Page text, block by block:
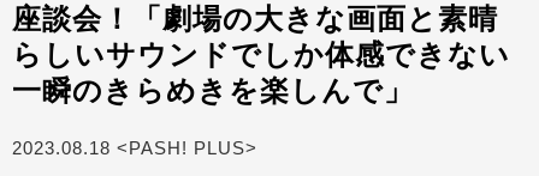
座談会！「劇場の大きな画面と素晴
らしいサウンドでしか体感できない
一瞬のきらめきを楽しんで」
2023.08.18 <PASH! PLUS>